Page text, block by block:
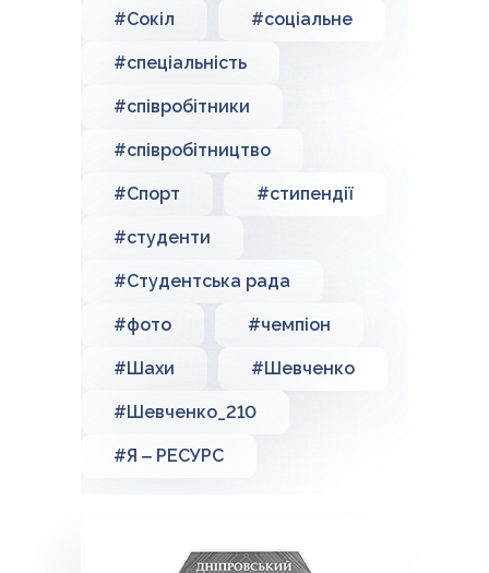
#Сокіл #соціальне
#спеціальність
#співробітники
#співробітництво
#Спорт #стипендії
#студенти
#Студентська рада
#фото #чемпіон
#Шахи #Шевченко
#Шевченко_210
#Я ‒ РЕСУРС